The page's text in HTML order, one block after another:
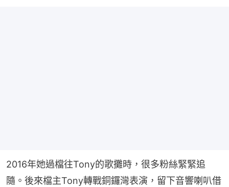
2016年她過檔往Tony的歌攤時，很多粉絲緊緊追
隨。後來檔主Tony轉戰銅鑼灣表演，留下音響喇叭借